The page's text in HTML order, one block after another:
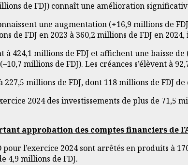
de FDJ) connaît une amélioration
une augmentation (+16,9 millions de
de FDJ en 2023 à 360,2 millions de FDJ en
à 424,1 millions de FDJ et affichent une baisse
millions de FDJ). Les créances s’élèvent à
millions de FDJ, dont 118 millions de FDJ
2024 des investissements de plus de
approbation des comptes financiers
pour l’exercice 2024 sont arrêtés en produits à
4,9 millions de FDJ.